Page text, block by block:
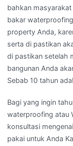
bahkan
bakar
property Anda,
serta di pastikan
di pastikan setelah
bangunan Anda
Sebab 10 tahun
Bagi yang ingin
waterproofing atau
konsultasi
pakai untuk Anda